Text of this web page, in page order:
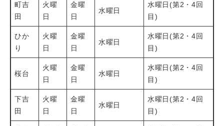
町吉
田
火曜
日
金曜
日
水曜日
水曜日(第2・4回
目)
ひか
り
火曜
日
金曜
日
水曜日
水曜日(第2・4回
目)
桜台
火曜
日
金曜
日
水曜日
水曜日(第2・4回
目)
下吉
田
火曜
日
金曜
日
水曜日
水曜日(第2・4回
目)